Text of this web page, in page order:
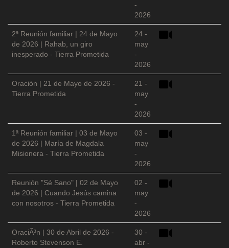
-
2026
2ª Reunión familiar | 24 de Mayo
de 2026 | Rahab, un giro
inesperado - Tierra Prometida
24 -
may
-
2026
Oración | 21 de Mayo de 2026 -
Tierra Prometida
21 -
may
-
2026
1ª Reunión familiar | 03 de Mayo
de 2026 | María de Magdala
Misionera - Tierra Prometida
03 -
may
-
2026
Reunión "Sé Sano" | 02 de Mayo
de 2026 | Cuando Jesús camina
con nosotros - Tierra Prometida
02 -
may
-
2026
OraciÃ³n | 30 de Abril de 2026 -
Roberto Stevenson E.
30 -
abr -